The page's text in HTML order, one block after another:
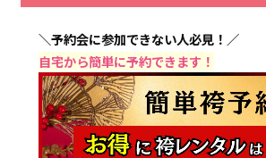
＼予約会に参加できない人必見！／
自宅から簡単に予約できます！